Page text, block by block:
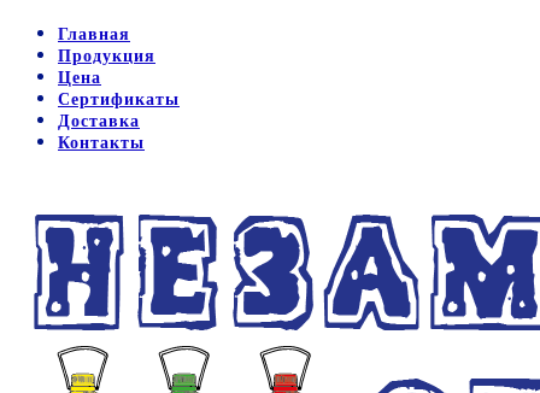
Главная
Продукция
Цена
Сертификаты
Доставка
Контакты